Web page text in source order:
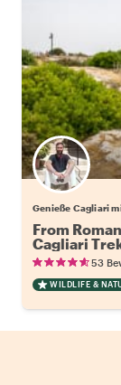
Genieße Cagliari
From
Cagliari
53
WILDLIFE &